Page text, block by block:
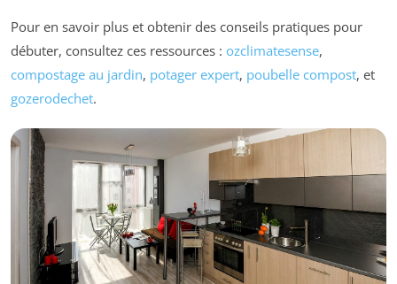
Pour en savoir plus et obtenir des conseils pratiques pour
débuter, consultez ces ressources : ozclimatesense,
compostage au jardin, potager expert, poubelle compost, et
gozerodechet.